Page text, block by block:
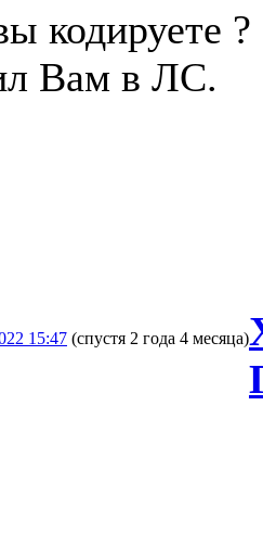
кодируете ?
Вам в ЛС.
15:47 (спустя 2 года 4 месяца)